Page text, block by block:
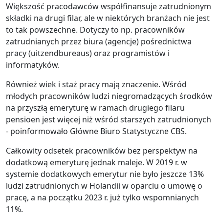
Większość pracodawców współfinansuje zatrudnionym
składki na drugi filar, ale w niektórych branżach nie jest
to tak powszechne. Dotyczy to np. pracowników
zatrudnianych przez biura (agencje) pośrednictwa
pracy (uitzendbureaus) oraz programistów i
informatyków.
Również wiek i staż pracy mają znaczenie. Wśród
młodych pracowników ludzi niegromadzących środków
na przyszłą emeryturę w ramach drugiego filaru
pensioen jest więcej niż wśród starszych zatrudnionych
- poinformowało Główne Biuro Statystyczne CBS.
Całkowity odsetek pracowników bez perspektyw na
dodatkową emeryturę jednak maleje. W 2019 r. w
systemie dodatkowych emerytur nie było jeszcze 13%
ludzi zatrudnionych w Holandii w oparciu o umowę o
pracę, a na początku 2023 r. już tylko wspomnianych
11%.